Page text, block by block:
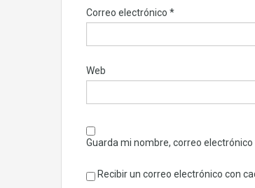
Correo electrónico *
Web
Guarda mi nombre, correo
Recibir un correo electrónico con